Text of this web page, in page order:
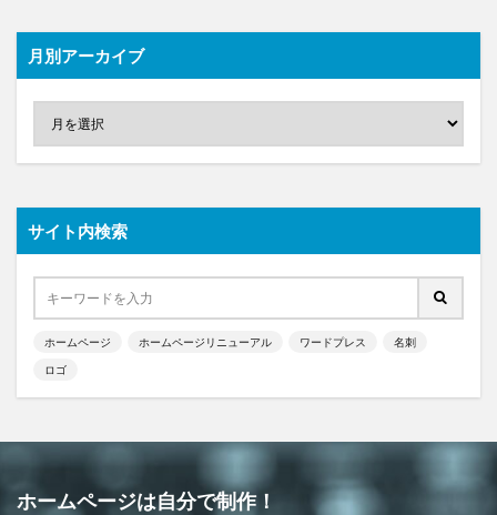
月別アーカイブ
サイト内検索
ホームページ ホームページリニューアル ワードプレス 名刺
ロゴ
ホームページは自分で制作！